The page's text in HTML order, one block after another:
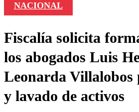
NACIONAL
Fiscalía solicita
los abogados Luis
Leonarda Villalobos
y lavado de activos